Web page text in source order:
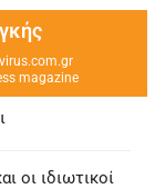
magazine
οι ιδιωτικοί